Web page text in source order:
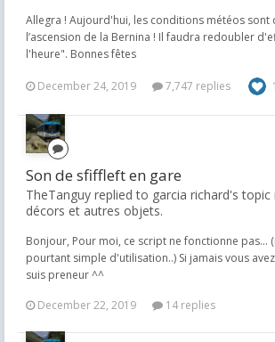
Allegra ! Aujourd'hui, les conditions météos sont
l’ascension de la Bernina ! Il faudra redoubler
l'heure". Bonnes fêtes
December 24, 2019 7,747 replies
Son de sfiffleft en gare
TheTanguy replied to garcia richard's topic
décors et autres objets.
Bonjour, Pour moi, ce script ne fonctionne pas...
pourtant simple d'utilisation..) Si jamais vous
suis preneur ^^
December 22, 2019
14 replies